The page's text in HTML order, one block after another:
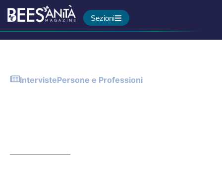
Sezioni
IntervistePersone e Professioni